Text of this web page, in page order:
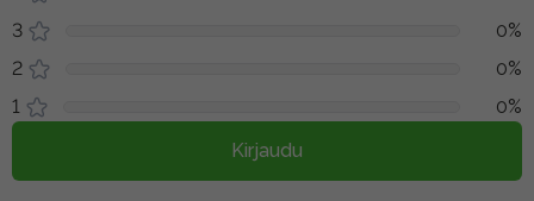
3
0%
2
0%
1
0%
Kirjaudu